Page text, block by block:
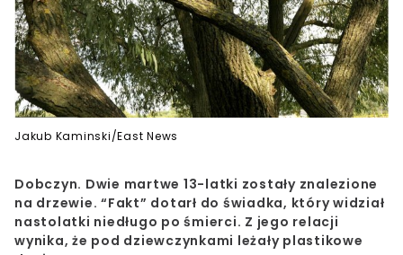
Jakub Kaminski/East News
Dobczyn. Dwie martwe 13-latki zostały znalezione
na drzewie. “Fakt” dotarł do świadka, który widział
nastolatki niedługo po śmierci. Z jego relacji
wynika, że pod dziewczynkami leżały plastikowe